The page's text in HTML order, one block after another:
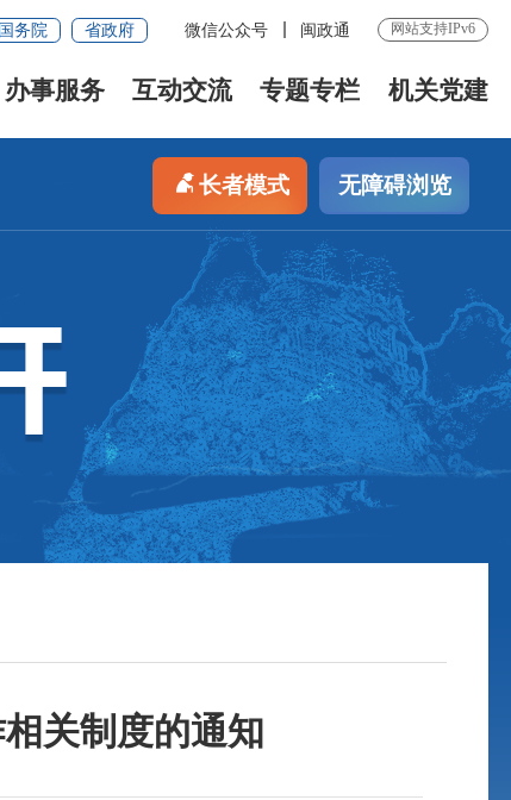
国务院 省政府 微信公众号 闽政通 网站支持IPv6
办事服务 互动交流 专题专栏 机关党建
长者模式 无障碍浏览
关制度的通知